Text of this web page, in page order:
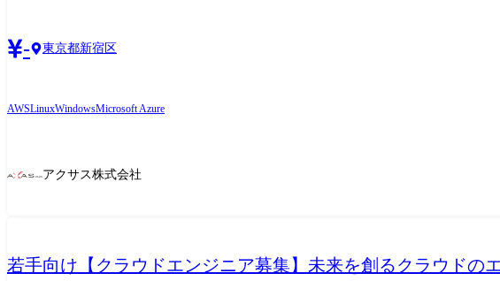
計・展開準備(オンプレからクラウドに変更に伴う製品の運用を設計) 環境:Windows、Linux、AWS ●活躍例 ・Windows:125名 ・Linux:100名 ・Webサーバー系:77名 ・
想化系:100名 ・バックアップ系:98名 ・ストレージ系:90名 ・セキュリティ系:89名 ・
- 東京都新宿区
AWSLinuxWindowsMicrosoft Azure
アクサス株式会社
若手向け【クラウドエンジニア募集】未来を創るクラウドの